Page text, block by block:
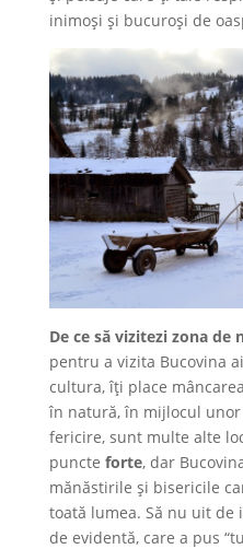
inimoși și bucuroşi de
De ce să vizitezi zona de
pentru a vizita Bucovina
cultura, îţi place
în natură, în mijlocul
fericire, sunt multe alte
puncte forte, dar
mănăstirile şi bisericile
toată lumea. Să nu uit de
de evidentă, care a pus